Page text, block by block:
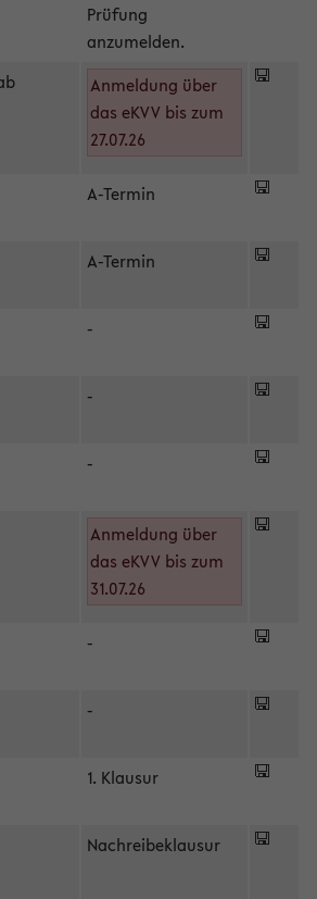
Prüfung
anzumelden.
Anmeldung über
das eKVV bis zum
27.07.26
A-Termin
A-Termin
-
-
-
Anmeldung über
das eKVV bis zum
31.07.26
-
-
1. Klausur
Nachreibeklausur